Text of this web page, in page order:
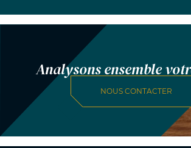
Analysons ensemble
NOUS CONTACTER